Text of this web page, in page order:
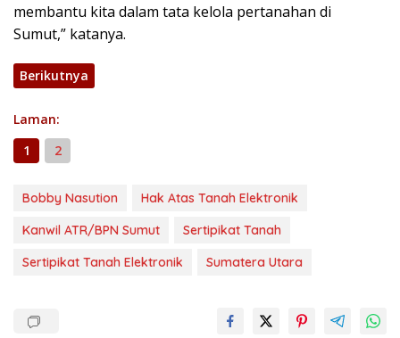
membantu kita dalam tata kelola pertanahan di
Sumut,” katanya.
Berikutnya
Laman:
1
2
Bobby Nasution
Hak Atas Tanah Elektronik
Kanwil ATR/BPN Sumut
Sertipikat Tanah
Sertipikat Tanah Elektronik
Sumatera Utara